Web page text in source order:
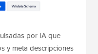
por IA que
y meta descripciones